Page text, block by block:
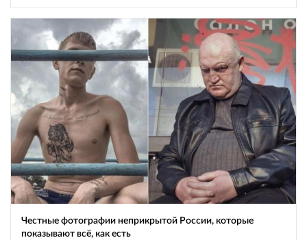
Честные фотографии неприкрытой России, которые
показывают всё, как есть